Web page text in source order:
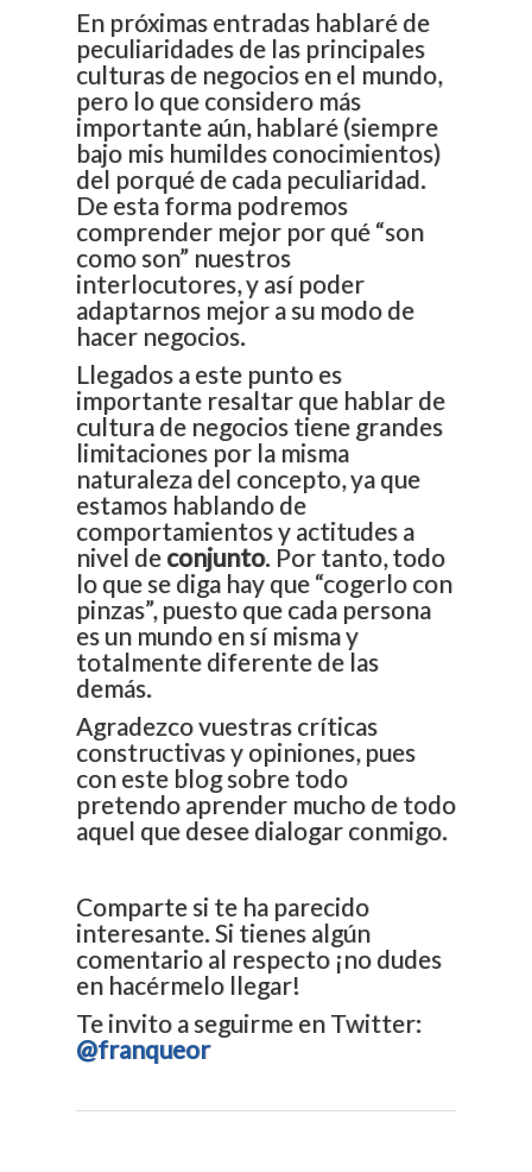
En próximas entradas hablaré de
peculiaridades de las principales
culturas de negocios en el mundo,
pero lo que considero más
importante aún, hablaré (siempre
bajo mis humildes conocimientos)
del porqué de cada peculiaridad.
De esta forma podremos
comprender mejor por qué “son
como son” nuestros
interlocutores, y así poder
adaptarnos mejor a su modo de
hacer negocios.
Llegados a este punto es
importante resaltar que hablar de
cultura de negocios tiene grandes
limitaciones por la misma
naturaleza del concepto, ya que
estamos hablando de
comportamientos y actitudes a
nivel de conjunto. Por tanto, todo
lo que se diga hay que “cogerlo con
pinzas”, puesto que cada persona
es un mundo en sí misma y
totalmente diferente de las
demás.
Agradezco vuestras críticas
constructivas y opiniones, pues
con este blog sobre todo
pretendo aprender mucho de todo
aquel que desee dialogar conmigo.
Comparte si te ha parecido
interesante. Si tienes algún
comentario al respecto ¡no dudes
en hacérmelo llegar!
Te invito a seguirme en Twitter:
@franqueor